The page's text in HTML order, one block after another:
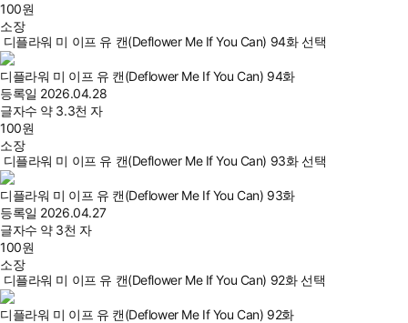
100원
소장
디플라워 미 이프 유 캔(Deflower Me If You Can) 94화 선택
디플라워 미 이프 유 캔(Deflower Me If You Can) 94화
등록일 2026.04.28
글자수 약 3.3천 자
100원
소장
디플라워 미 이프 유 캔(Deflower Me If You Can) 93화 선택
디플라워 미 이프 유 캔(Deflower Me If You Can) 93화
등록일 2026.04.27
글자수 약 3천 자
100원
소장
디플라워 미 이프 유 캔(Deflower Me If You Can) 92화 선택
디플라워 미 이프 유 캔(Deflower Me If You Can) 92화